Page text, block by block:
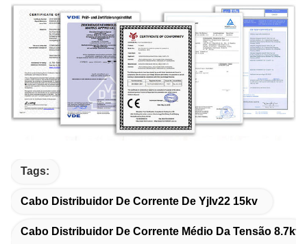
Tags:
Cabo Distribuidor De Corrente De Yjlv22 15kv
Cabo Distribuidor De Corrente Médio Da Tensão 8.7kv